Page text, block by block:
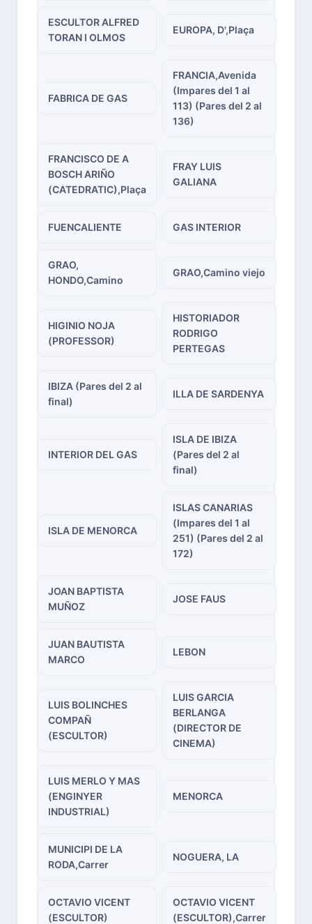
ESCULTOR ALFRED
TORAN I OLMOS
EUROPA, D',Plaça
FABRICA DE GAS
FRANCIA,Avenida
(Impares del 1 al
113) (Pares del 2 al
136)
FRANCISCO DE A
BOSCH ARIÑO
(CATEDRATIC),Plaça
FRAY LUIS
GALIANA
FUENCALIENTE GAS INTERIOR
GRAO,
HONDO,Camino
GRAO,Camino viejo
HIGINIO NOJA
(PROFESSOR)
HISTORIADOR
RODRIGO
PERTEGAS
IBIZA (Pares del 2 al
final)
ILLA DE SARDENYA
INTERIOR DEL GAS
ISLA DE IBIZA
(Pares del 2 al
final)
ISLA DE MENORCA
ISLAS CANARIAS
(Impares del 1 al
251) (Pares del 2 al
172)
JOAN BAPTISTA
MUÑOZ
JOSE FAUS
JUAN BAUTISTA
MARCO
LEBON
LUIS BOLINCHES
COMPAÑ
(ESCULTOR)
LUIS GARCIA
BERLANGA
(DIRECTOR DE
CINEMA)
LUIS MERLO Y MAS
(ENGINYER
INDUSTRIAL)
MENORCA
MUNICIPI DE LA
RODA,Carrer
NOGUERA, LA
OCTAVIO VICENT
(ESCULTOR)
OCTAVIO VICENT
(ESCULTOR),Carrer